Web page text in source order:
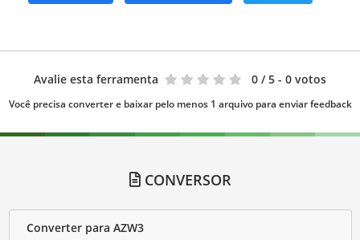
Avalie esta ferramenta 0 / 5 - 0 votos
Você precisa converter e baixar pelo menos 1 arquivo para enviar feedback
CONVERSOR
Converter para AZW3